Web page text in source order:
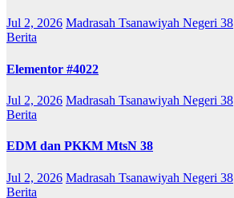
Jul 2, 2026 Madrasah Tsanawiyah Negeri 38
Berita
Elementor #4022
Jul 2, 2026 Madrasah Tsanawiyah Negeri 38
Berita
EDM dan PKKM MtsN 38
Jul 2, 2026 Madrasah Tsanawiyah Negeri 38
Berita